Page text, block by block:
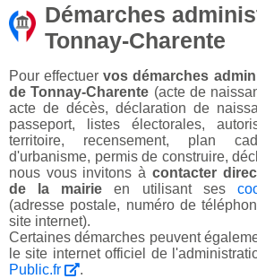
Démarches
Tonnay-Charente
Pour effectuervos démarches
de Tonnay-Charente (acte de
acte de décès, déclaration de
passeport, listes électorales,
territoire, recensement, plan
d'urbanisme, permis de construire,
nous vous invitons à contacter
de la mairie en utilisant ses
(adresse postale, numéro de
site internet).
Certaines démarches peuvent
le site internet officiel de
Public.fr
.